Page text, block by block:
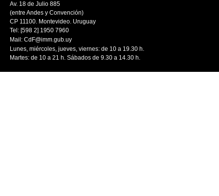
Av. 18 de Julio 885
(entre Andes y Convención)
CP 11100. Montevideo. Uruguay
Tel: [598 2] 1950 7960
Mail: CdF@imm.gub.uy
Lunes, miércoles, jueves, viernes: de 10 a 19.30 h.
Martes: de 10 a 21 h. Sábados de 9.30 a 14.30 h.